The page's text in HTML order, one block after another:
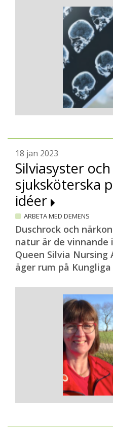
18 jan 2023
Silviasyster
sjuksköterska
idéer
ARBETA MED DEMENS
Duschrock och
natur är de vinnande
Queen Silvia Nursing
äger rum på